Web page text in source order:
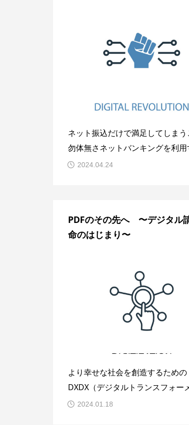
ネット振込だけで満足してしま
勿体無さネットバンキングを利
ば、B to C・B to Bという取引形態
Bにおいては多くの経営者がこの
省力化（つまりAT
2024.04.24
PDFのその先へ 〜デジタル
命のはじまり〜
より幸せな社会を創造するための
DXDX（デジタルトランスフォー
ョン）？一般的には「デジタル化
2024.01.18